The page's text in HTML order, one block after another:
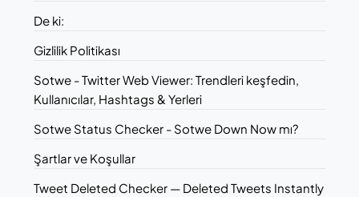
De ki:
Gizlilik Politikası
Sotwe - Twitter Web Viewer: Trendleri keşfedin,
Kullanıcılar, Hashtags & Yerleri
Sotwe Status Checker - Sotwe Down Now mı?
Şartlar ve Koşullar
Tweet Deleted Checker — Deleted Tweets Instantly